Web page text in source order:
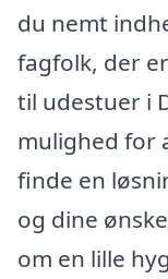
du nemt
fagfolk, der
til udestuer i
mulighed for
finde en
og dine
om en lille